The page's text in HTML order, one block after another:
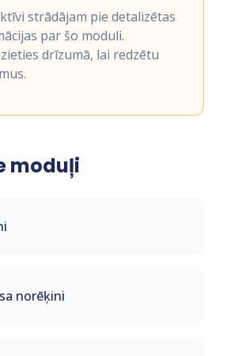
strādājam pie detalizētas
par šo moduli.
drīzumā, lai redzētu
moduļi
norēķini